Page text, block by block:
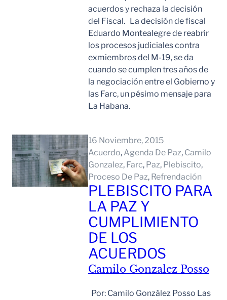
acuerdos y rechaza la decisión
del Fiscal. La decisión de fiscal
Eduardo Montealegre de reabrir
los procesos judiciales contra
exmiembros del M-19, se da
cuando se cumplen tres años de
la negociación entre el Gobierno y
las Farc, un pésimo mensaje para
La Habana.
16 Noviembre, 2015
Acuerdo, Agenda De Paz, Camilo
Gonzalez, Farc, Paz, Plebiscito
Proceso De Paz, Refrendación
PLEBISCITO PARA
LA PAZ Y
CUMPLIMIENTO
DE LOS
ACUERDOS
Camilo Gonzalez Posso
Por: Camilo González Posso Las